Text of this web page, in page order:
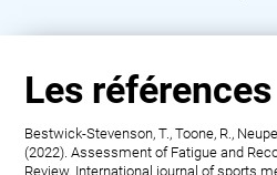
Les références
Bestwick-Stevenson, T., Toone, R.,
(2022). Assessment of Fatigue and
Review. International journal of sports